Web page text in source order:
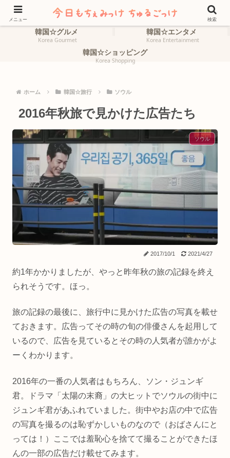
ホーム
HOME
韓国☆旅行
韓国☆グルメ
Korea Gourmet
韓国☆エンタメ
Korea Entertainment
韓国☆ショッピング
Korea Shopping
ホーム 韓国☆旅行 ソウル
2016年秋旅で見かけた広告たち
ソウル
2017/10/1 2021/4/27
約1年かかりましたが、やっと昨年秋の旅の記録を終え
られそうです。ほっ。
旅の記録の最後に、旅行中に見かけた広告の写真を載せ
ておきます。広告ってその時の旬の俳優さんを起用して
いるので、広告を見ているとその時の人気者が誰かがよ
ーくわかります。
2016年の一番の人気者はもちろん、ソン・ジュンギ
君。ドラマ「太陽の末裔」の大ヒットでソウルの街中に
ジュンギ君があふれていました。街中やお店の中で広告
の写真を撮るのは恥ずかしいものなので（おばさんにと
っては！）ここでは羞恥心を捨てて撮ることができたほ
んの一部の広告だけ載せてみます。
メニュー 検索